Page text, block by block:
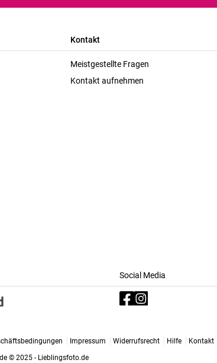
Kontakt
Meistgestellte Fragen
Kontakt aufnehmen
Social Media
Impressum Widerrufsrecht Hilfe
Kontakt
© 2025 - Lieblingsfoto.de